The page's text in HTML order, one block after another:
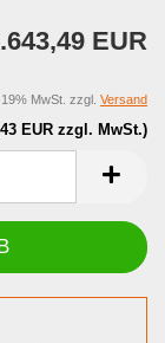
EUR
EUR zzgl. MwSt.)
MwSt. zzgl. Versand